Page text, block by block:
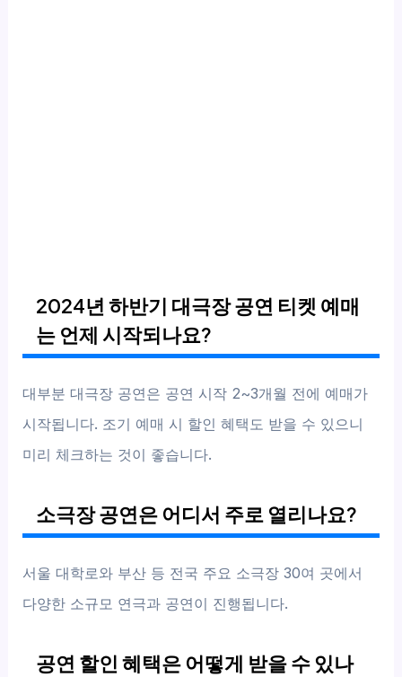
2024년 하반기 대극장 공연 티켓 예매
는 언제 시작되나요?
대부분 대극장 공연은 공연 시작 2~3개월 전에 예매가
시작됩니다. 조기 예매 시 할인 혜택도 받을 수 있으니
미리 체크하는 것이 좋습니다.
소극장 공연은 어디서 주로 열리나요?
서울 대학로와 부산 등 전국 주요 소극장 30여 곳에서
다양한 소규모 연극과 공연이 진행됩니다.
공연 할인 혜택은 어떻게 받을 수 있나